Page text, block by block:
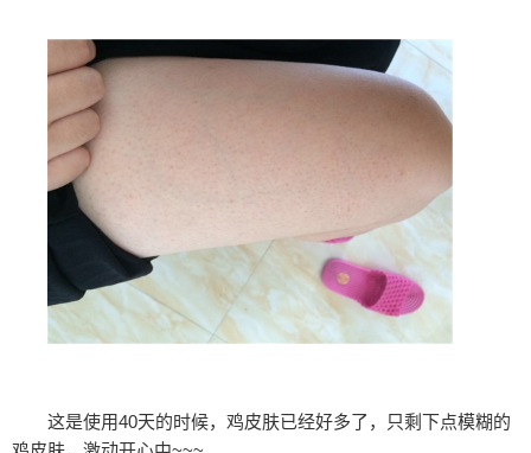
这是使用40天的时候，鸡皮肤已经好多了，只剩下点模糊的